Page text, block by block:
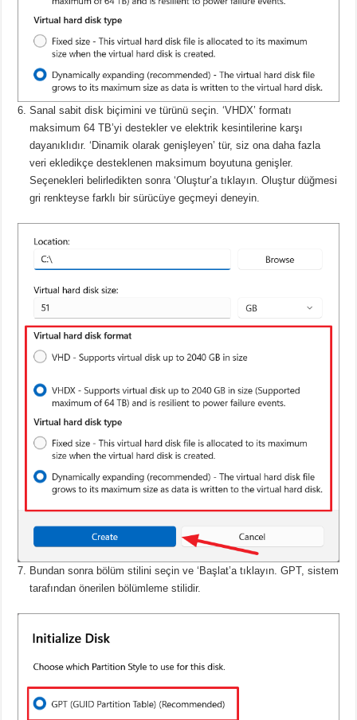
Sanal sabit disk biçimini ve türünü seçin.‘VHDX’ formatı
maksimum 64 TB’yi destekler ve elektrik kesintilerine karşı
dayanıklıdır.‘Dinamik olarak genişleyen’ tür, siz ona daha fazla
veri ekledikçe desteklenen maksimum boyutuna genişler.
Seçenekleri belirledikten sonra ‘Oluştur’a tıklayın.Oluştur düğmesi
gri renkteyse farklı bir sürücüye geçmeyi deneyin.
Bundan sonra bölüm stilini seçin ve ‘Başlat’a tıklayın.GPT, sistem
tarafından önerilen bölümleme stilidir.